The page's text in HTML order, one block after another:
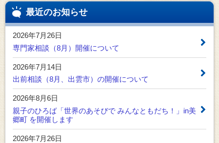
最近のお知らせ
2026年7月26日
専門家相談（8月）開催について
2026年7月14日
出前相談（8月、出雲市）の開催について
2026年8月6日
親子のひろば「世界のあそびで みんなともだち！」in美
郷町 を開催します
2026年7月26日